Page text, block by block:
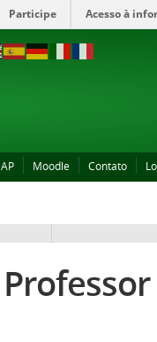
Participe Acesso à
Moodle Contato